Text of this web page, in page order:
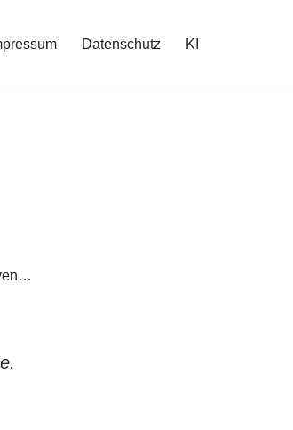
Datenschutz KI